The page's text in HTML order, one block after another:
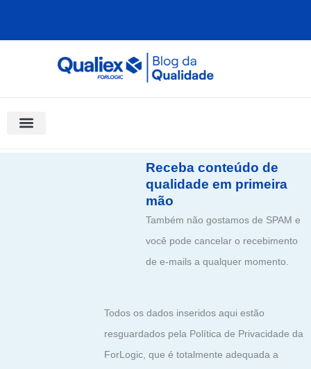
Receba conteúdo de
qualidade em primeira
mão
Também não gostamos de SPAM e
você pode cancelar o recebimento
de e-mails a qualquer momento.
Todos os dados inseridos aqui estão
resguardados pela Política de Privacidade da
ForLogic, que é totalmente adequada a